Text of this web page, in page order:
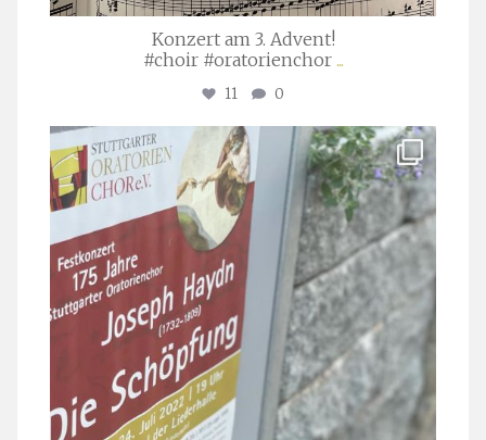
Konzert am 3. Advent!
#choir #oratorienchor ...
11 0
stuttgarter_oratorienchor
Juli 23